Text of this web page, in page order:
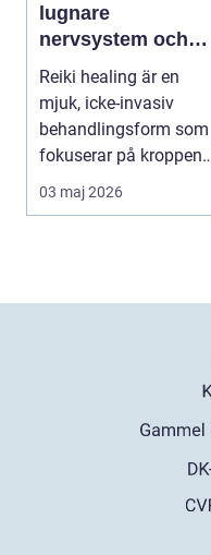
lugnare
nervsystem och
djupare
återhämtning
Reiki healing är en
mjuk, icke-invasiv
behandlingsform som
fokuserar på kroppens
egen förmåga att lä...
03 maj 2026